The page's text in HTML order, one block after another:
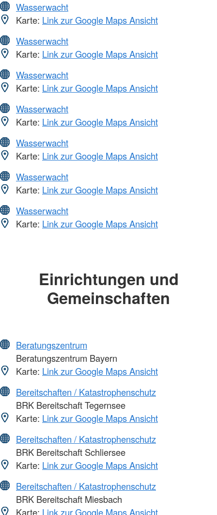
Wasserwacht
Karte: Link zur Google Maps Ansicht
Wasserwacht
Karte: Link zur Google Maps Ansicht
Wasserwacht
Karte: Link zur Google Maps Ansicht
Wasserwacht
Karte: Link zur Google Maps Ansicht
Wasserwacht
Karte: Link zur Google Maps Ansicht
Wasserwacht
Karte: Link zur Google Maps Ansicht
Wasserwacht
Karte: Link zur Google Maps Ansicht
Einrichtungen und
Gemeinschaften
Beratungszentrum
Beratungszentrum Bayern
Karte: Link zur Google Maps Ansicht
Bereitschaften / Katastrophenschutz
BRK Bereitschaft Tegernsee
Karte: Link zur Google Maps Ansicht
Bereitschaften / Katastrophenschutz
BRK Bereitschaft Schliersee
Karte: Link zur Google Maps Ansicht
Bereitschaften / Katastrophenschutz
BRK Bereitschaft Miesbach
Karte: Link zur Google Maps Ansicht